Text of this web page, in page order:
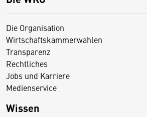
Die Organisation
Wirtschaftskammerwahlen
Transparenz
Rechtliches
Jobs und Karriere
Medienservice
Wissen